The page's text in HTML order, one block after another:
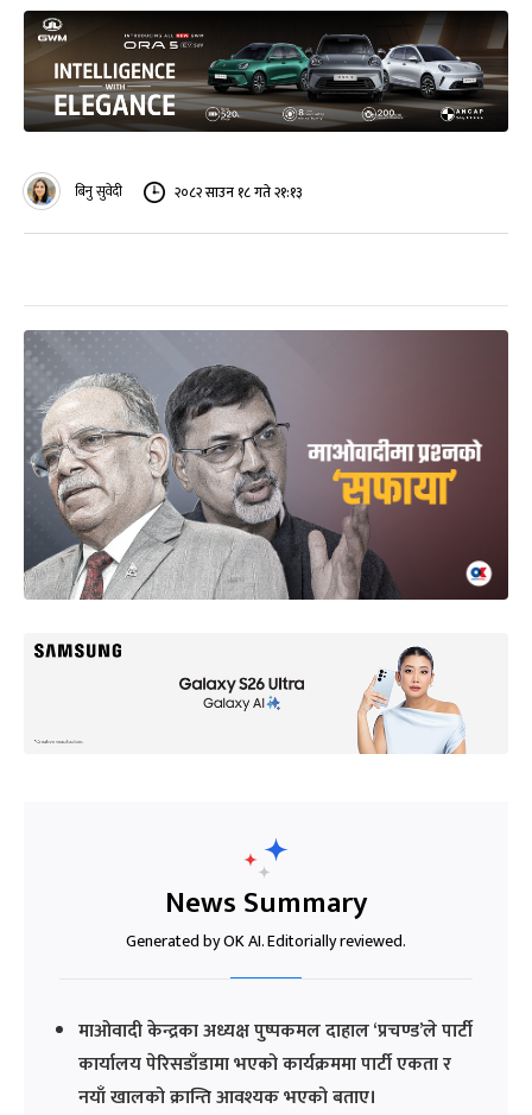
बिनु सुवेदी २०८२ साउन १८ गते २१:१३
News Summary
Generated by OK AI. Editorially reviewed.
माओवादी केन्द्रका अध्यक्ष पुष्पकमल दाहाल ‘प्रचण्ड’ले पार्टी
कार्यालय पेरिसडाँडामा भएको कार्यक्रममा पार्टी एकता र
नयाँ खालको क्रान्ति आवश्यक भएको बताए।